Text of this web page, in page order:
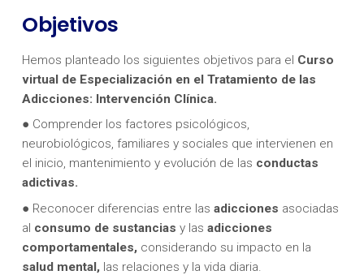
Objetivos
Hemos planteado los siguientes objetivos para el Curso
virtual de Especialización en el Tratamiento de las
Adicciones: Intervención Clínica.
● Comprender los factores psicológicos,
neurobiológicos, familiares y sociales que intervienen en
el inicio, mantenimiento y evolución de las conductas
adictivas.
● Reconocer diferencias entre las adicciones asociadas
al consumo de sustancias y las adicciones
comportamentales, considerando su impacto en la
salud mental, las relaciones y la vida diaria.